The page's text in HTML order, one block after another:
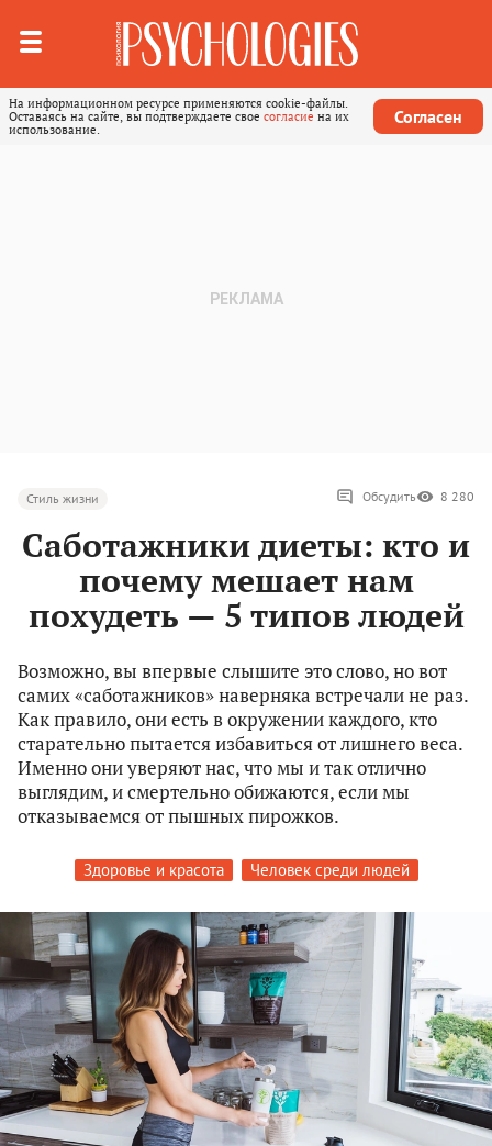
На информационном ресурсе применяются cookie-файлы.
Оставаясь на сайте, вы подтверждаете свое согласие на их
использование.
Согласен
Стиль жизни Обсудить 8 280
Саботажники диеты: кто и
почему мешает нам
похудеть — 5 типов людей
Возможно, вы впервые слышите это слово, но вот
самих «саботажников» наверняка встречали не раз.
Как правило, они есть в окружении каждого, кто
старательно пытается избавиться от лишнего веса.
Именно они уверяют нас, что мы и так отлично
выглядим, и смертельно обижаются, если мы
отказываемся от пышных пирожков.
Здоровье и красота Человек среди людей